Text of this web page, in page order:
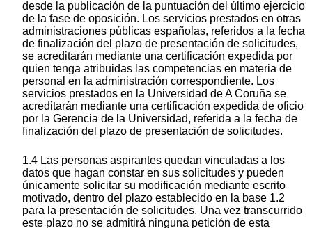
desde la publicación de la puntuación del último ejercicio
de la fase de oposición. Los servicios prestados en otras
administraciones públicas españolas, referidos a la fecha
de finalización del plazo de presentación de solicitudes,
se acreditarán mediante una certificación expedida por
quien tenga atribuidas las competencias en materia de
personal en la administración correspondiente. Los
servicios prestados en la Universidad de A Coruña se
acreditarán mediante una certificación expedida de oficio
por la Gerencia de la Universidad, referida a la fecha de
finalización del plazo de presentación de solicitudes.
1.4 Las personas aspirantes quedan vinculadas a los
datos que hagan constar en sus solicitudes y pueden
únicamente solicitar su modificación mediante escrito
motivado, dentro del plazo establecido en la base 1.2
para la presentación de solicitudes. Una vez transcurrido
este plazo no se admitirá ninguna petición de esta